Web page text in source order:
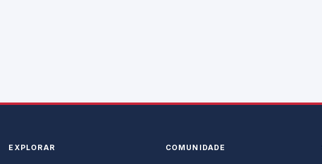
EXPLORAR COMUNIDADE